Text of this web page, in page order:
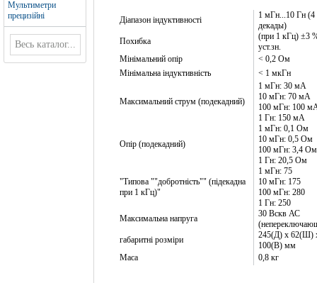
Мультиметри
прецизійні
Діапазон індуктивності
1 мГн...10 Гн (4
декады)
Похибка
(при 1 кГц) ±3
уст.зн.
Мінімальний опір
< 0,2 Ом
Мінімальна індуктивність
< 1 мкГн
Максимальний струм (подекадний)
1 мГн: 30 мА
10 мГн: 70 мА
100 мГн: 100
1 Гн: 150 мА
Опір (подекадний)
1 мГн: 0,1 Ом
10 мГн: 0,5 Ом
100 мГн: 3,4 Ом
1 Гн: 20,5 Ом
"Типова ""добротність"" (підекадна
при 1 кГц)"
1 мГн: 75
10 мГн: 175
100 мГн: 280
1 Гн: 250
Максимальна напруга
30 Вскв АС
габаритні розміри
245(Д) х 62(Ш)
100(В) мм
Маса
0,8 кг